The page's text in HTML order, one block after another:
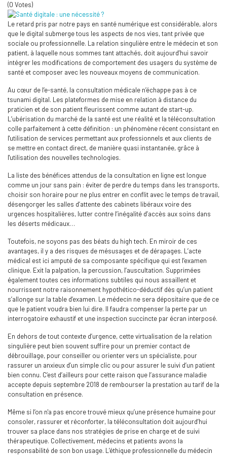
(0 Votes)
Le retard pris par notre pays en santé numérique est considérable, alors
que le digital submerge tous les aspects de nos vies, tant privée que
sociale ou professionnelle. La relation singulière entre le médecin et son
patient, à laquelle nous sommes tant attachés, doit aujourd’hui savoir
intégrer les modifications de comportement des usagers du système de
santé et composer avec les nouveaux moyens de communication.
Au cœur de l’e-santé, la consultation médicale n’échappe pas à ce
tsunami digital. Les plateformes de mise en relation à distance du
praticien et de son patient fleurissent comme autant de start-up.
L’ubérisation du marché de la santé est une réalité et la téléconsultation
colle parfaitement à cette définition : un phénomène récent consistant en
l'utilisation de services permettant aux professionnels et aux clients de
se mettre en contact direct, de manière quasi instantanée, grâce à
l'utilisation des nouvelles technologies.
La liste des bénéfices attendus de la consultation en ligne est longue
comme un jour sans pain : éviter de perdre du temps dans les transports,
choisir son horaire pour ne plus entrer en conflit avec le temps de travail,
désengorger les salles d’attente des cabinets libéraux voire des
urgences hospitalières, lutter contre l’inégalité d’accès aux soins dans
les déserts médicaux…
Toutefois, ne soyons pas des béats du high tech. En miroir de ces
avantages, il y a des risques de mésusages et de dérapages. L’acte
médical est ici amputé de sa composante spécifique qui est l’examen
clinique. Exit la palpation, la percussion, l’auscultation. Supprimées
également toutes ces informations subtiles qui nous assaillent et
nourrissent notre raisonnement hypothético-déductif dès qu’un patient
s’allonge sur la table d’examen. Le médecin ne sera dépositaire que de ce
que le patient voudra bien lui dire. Il faudra compenser la perte par un
interrogatoire exhaustif et une inspection succincte par écran interposé.
En dehors de tout contexte d’urgence, cette virtualisation de la relation
singulière peut bien souvent suffire pour un premier contact de
débrouillage, pour conseiller ou orienter vers un spécialiste, pour
rassurer un anxieux d’un simple clic ou pour assurer le suivi d’un patient
bien connu. C’est d’ailleurs pour cette raison que l’assurance maladie
accepte depuis septembre 2018 de rembourser la prestation au tarif de la
consultation en présence.
Même si l’on n'a pas encore trouvé mieux qu’une présence humaine pour
consoler, rassurer et réconforter, la téléconsultation doit aujourd’hui
trouver sa place dans nos stratégies de prise en charge et de suivi
thérapeutique. Collectivement, médecins et patients avons la
responsabilité de son bon usage. L’éthique professionnelle du médecin